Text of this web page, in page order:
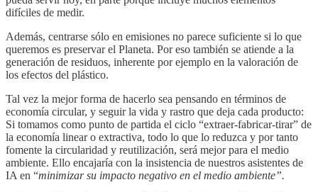
difíciles de medir.
Además, centrarse sólo en emisiones no parece suficiente si lo que
queremos es preservar el Planeta. Por eso también se atiende a la
generación de residuos, inherente por ejemplo en la valoración de
los efectos del plástico.
Tal vez la mejor forma de hacerlo sea pensando en términos de
economía circular, y seguir la vida y rastro que deja cada producto:
Si tomamos como punto de partida el ciclo “extraer-fabricar-tirar” de
la economía linear o extractiva, todo lo que lo reduzca y por tanto
fomente la circularidad y reutilización, será mejor para el medio
ambiente. Ello encajaría con la insistencia de nuestros asistentes de
IA en “minimizar su impacto negativo en el medio ambiente”.